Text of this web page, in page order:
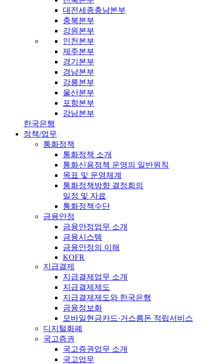
대전세종충남본부
충북본부
강원본부
인천본부
제주본부
경기본부
경남본부
강릉본부
울산본부
포항본부
강남본부
한국은행
정책/업무
통화정책
통화정책 소개
통화신용정책 운영의 일반원칙
목표 및 운영체계
통화정책방향 결정회의
일정 및 자료
통화정책수단
금융안정
금융안정업무 소개
금융시스템
금융안정의 이해
KOFR
지급결제
지급결제업무 소개
지급결제제도
지급결제제도와 한국은행
금융정보화
모바일현금카드·거스름돈 적립서비스
디지털화폐
국고증권
국고증권업무 소개
국고업무